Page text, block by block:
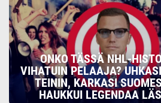
ONKO TÄSSÄ NHL-
VIHATUIN PELAAJA?
TEININ, KARKASI
HAUKKUI LEGENDAA